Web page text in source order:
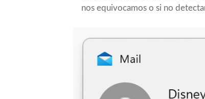
nos equivocamos o si no